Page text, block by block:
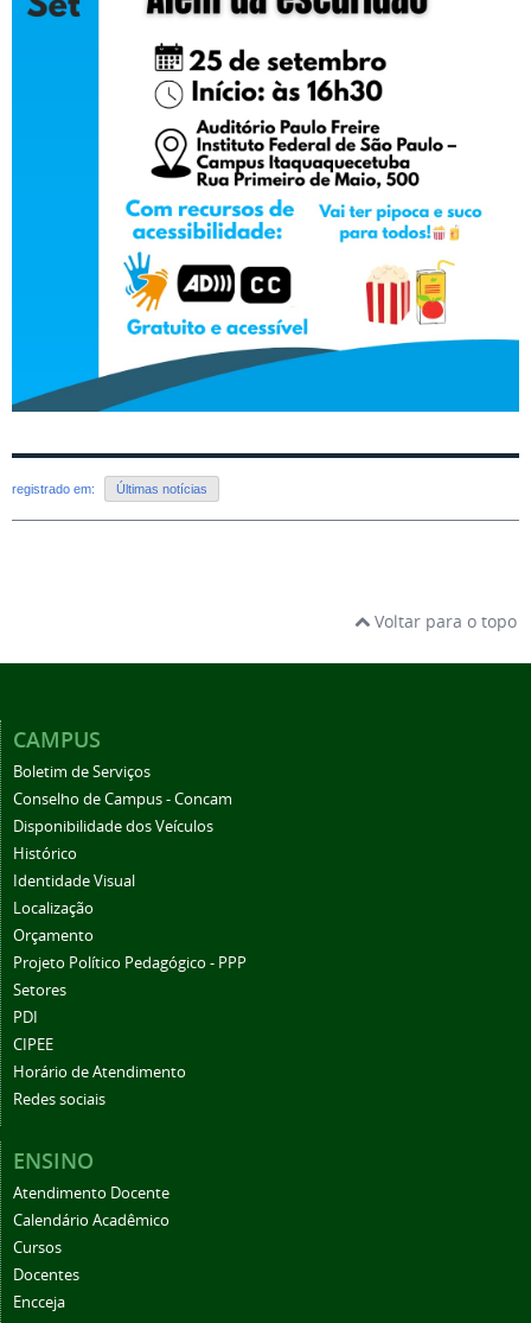
registrado em: Últimas notícias
Voltar para o topo
CAMPUS
Boletim de Serviços
Conselho de Campus - Concam
Disponibilidade dos Veículos
Histórico
Identidade Visual
Localização
Orçamento
Projeto Político Pedagógico - PPP
Setores
PDI
CIPEE
Horário de Atendimento
Redes sociais
ENSINO
Atendimento Docente
Calendário Acadêmico
Cursos
Docentes
Encceja